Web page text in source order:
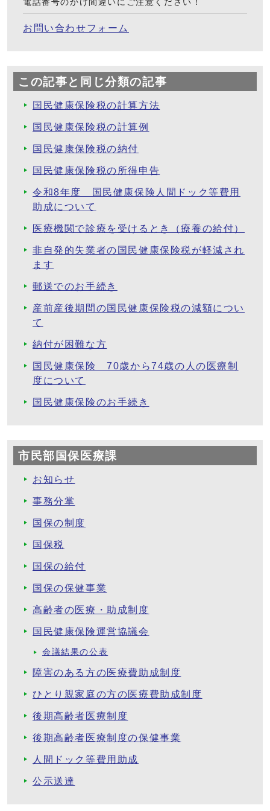
電話番号のかけ間違いにご注意ください！
お問い合わせフォーム
この記事と同じ分類の記事
国民健康保険税の計算方法
国民健康保険税の計算例
国民健康保険税の納付
国民健康保険税の所得申告
令和8年度 国民健康保険人間ドック等費用
助成について
医療機関で診療を受けるとき（療養の給付）
非自発的失業者の国民健康保険税が軽減され
ます
郵送でのお手続き
産前産後期間の国民健康保険税の減額につい
て
納付が困難な方
国民健康保険 70歳から74歳の人の医療制
度について
国民健康保険のお手続き
市民部国保医療課
お知らせ
事務分掌
国保の制度
国保税
国保の給付
国保の保健事業
高齢者の医療・助成制度
国民健康保険運営協議会
会議結果の公表
障害のある方の医療費助成制度
ひとり親家庭の方の医療費助成制度
後期高齢者医療制度
後期高齢者医療制度の保健事業
人間ドック等費用助成
公示送達